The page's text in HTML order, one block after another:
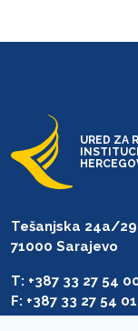
URED ZA
Tešanjska 24a/29
71000 Sarajevo
T: +387 33 27 54
F: +387 33 27 54 01